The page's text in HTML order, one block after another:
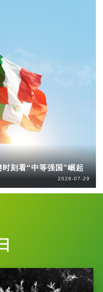
刻看“中等强国”崛起
2026-07-29